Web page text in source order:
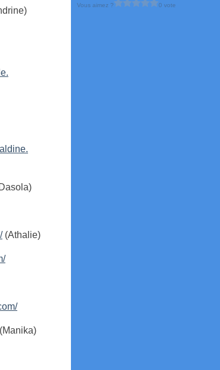
(Athalie)
Vous aimez ? 0 vote